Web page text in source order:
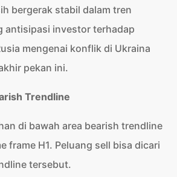
bergerak stabil dalam tren
antisipasi investor terhadap
mengenai konflik di Ukraina
pekan ini.
Trendline
di bawah area bearish trendline
frame H1. Peluang sell bisa dicari
tersebut.